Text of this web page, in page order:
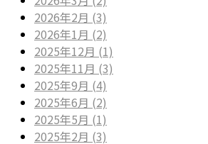
2026年2月 (3)
2026年1月 (2)
2025年12月 (1)
2025年11月 (3)
2025年9月 (4)
2025年6月 (2)
2025年5月 (1)
2025年2月 (3)